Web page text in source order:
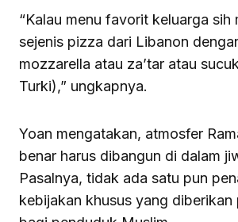
“Kalau menu favorit keluarga sih
sejenis pizza dari Libanon
mozzarella atau za’tar atau
Turki),” ungkapnya.
Yoan mengatakan, atmosfer
benar harus dibangun di dalam
Pasalnya, tidak ada satu pun
kebijakan khusus yang diberikan